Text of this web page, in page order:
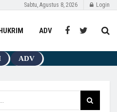
Sabtu, Agustus 8, 2026 Login
ADV
ADV